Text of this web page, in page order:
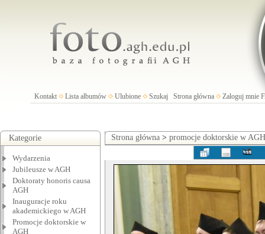
Kontakt Lista albumów Ulubione Szukaj Strona główna Zaloguj mnie
Kategorie
Wydarzenia
Jubileusze w AGH
Doktoraty honoris causa
AGH
Inauguracje roku
akademickiego w AGH
Promocje doktorskie w
AGH
Strona główna > promocje doktorskie w AGH